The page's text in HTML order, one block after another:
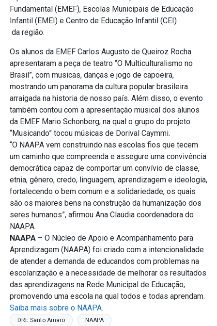
Fundamental (EMEF), Escolas Municipais de Educação
Infantil (EMEI) e Centro de Educação Infantil (CEI)
da região.
Os alunos da EMEF Carlos Augusto de Queiroz Rocha
apresentaram a peça de teatro “O Multiculturalismo no
Brasil”, com musicas, danças e jogo de capoeira,
mostrando um panorama da cultura popular brasileira
arraigada na historia de nosso país. Além disso, o evento
também contou com a apresentação musical dos alunos
da EMEF Mario Schonberg, na qual o grupo do projeto
“Musicando” tocou músicas de Dorival Caymmi.
“O NAAPA vem construindo nas escolas fios que tecem
um caminho que compreenda e assegure uma convivência
democrática capaz de comportar um convívio de classe,
etnia, gênero, credo, linguagem, aprendizagem e ideologia,
fortalecendo o bem comum e a solidariedade, os quais
são os maiores bens na construção da humanização dos
seres humanos”, afirmou Ana Claudia coordenadora do
NAAPA.
NAAPA – O Núcleo de Apoio e Acompanhamento para
Aprendizagem (NAAPA) foi criado com a intencionalidade
de atender a demanda de educandos com problemas na
escolarização e a necessidade de melhorar os resultados
das aprendizagens na Rede Municipal de Educação,
promovendo uma escola na qual todos e todas aprendam.
Saiba mais sobre o NAAPA.
DRE Santo Amaro NAAPA